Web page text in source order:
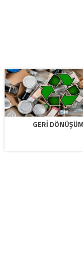
GERI DÖNÜŞÜM